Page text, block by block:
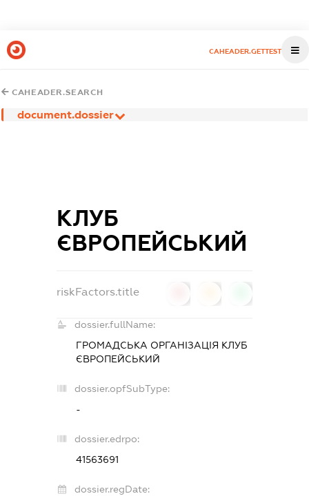
CAHEADER.GETTEST
CAHEADER.SEARCH
document.dossier
КЛУБ
ЄВРОПЕЙСЬКИЙ
riskFactors.title
dossier.fullName:
ГРОМАДСЬКА ОРГАНІЗАЦІЯ КЛУБ
ЄВРОПЕЙСЬКИЙ
dossier.opfSubType:
-
dossier.edrpo:
41563691
dossier.regDate: